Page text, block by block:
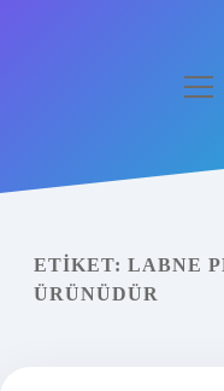
Yasal Uyarı
ETIKET: LABNE
ÜRÜNÜDÜR